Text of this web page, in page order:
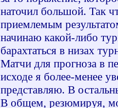
наточил большой. Так
приемлемым
начинаю какой-либо
барахтаться в низах
Матчи для прогноза в
исходе я более-менее
представляю. В
В общем, резюмируя,